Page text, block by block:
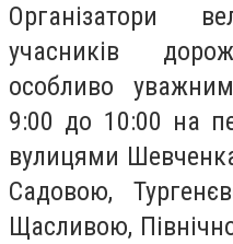
Організатори
учасників
особливо
9:00 до 10:00 на
вулицями
Садовою,
Щасливою,